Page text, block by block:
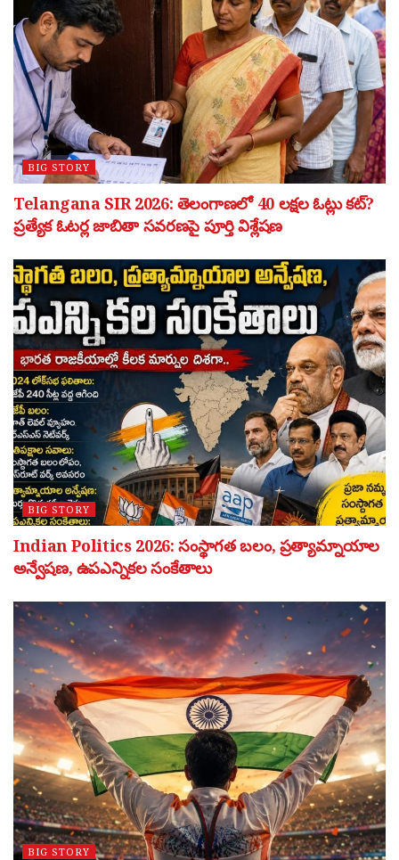
BIG STORY
Telangana SIR 2026: తెలంగాణలో 40 లక్షల ఓట్లు కట్?
ప్రత్యేక ఓటర్ల జాబితా సవరణపై పూర్తి విశ్లేషణ
BIG STORY
Indian Politics 2026: సంస్థాగత బలం, ప్రత్యామ్నాయాల
అన్వేషణ, ఉపఎన్నికల సంకేతాలు
BIG STORY